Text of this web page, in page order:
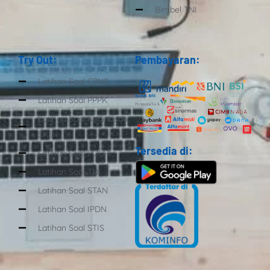
Bimbel TNI
Try Out:
Latihan Soal CPNS
Latihan Soal PPPK
Latihan Soal Kedinasan
SKD
Latihan Soal POLRI
Latihan Soal TNI
Latihan Soal STAN
Latihan Soal IPDN
Latihan Soal STIS
Pembayaran:
Tersedia di: